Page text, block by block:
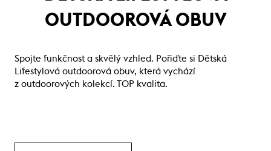
OUTDOOROVÁ OBUV
Spojte funkčnost a skvělý vzhled. Pořiďte si Dětská
Lifestylová outdoorová obuv, která vychází
z outdoorových kolekcí. TOP kvalita.